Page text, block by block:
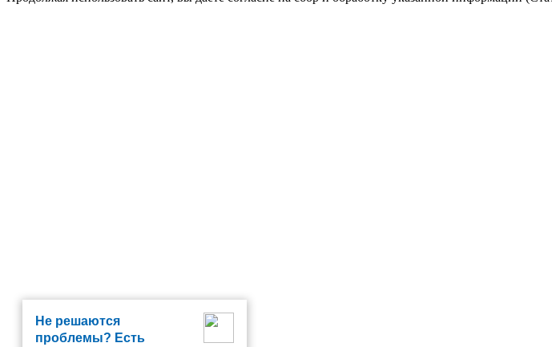
Не решаются
проблемы? Есть